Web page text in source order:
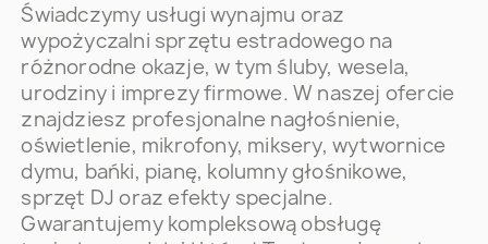
Świadczymy usługi wynajmu oraz
wypożyczalni sprzętu estradowego na
różnorodne okazje, w tym śluby, wesela,
urodziny i imprezy firmowe. W naszej ofercie
znajdziesz profesjonalne nagłośnienie,
oświetlenie, mikrofony, miksery, wytwornice
dymu, bańki, pianę, kolumny głośnikowe,
sprzęt DJ oraz efekty specjalne.
Gwarantujemy kompleksową obsługę